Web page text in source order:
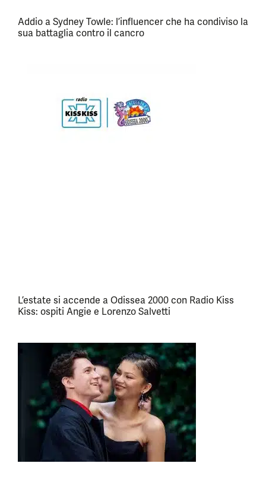
Addio a Sydney Towle: l’influencer che ha condiviso la
sua battaglia contro il cancro
L’estate si accende a Odissea 2000 con Radio Kiss
Kiss: ospiti Angie e Lorenzo Salvetti